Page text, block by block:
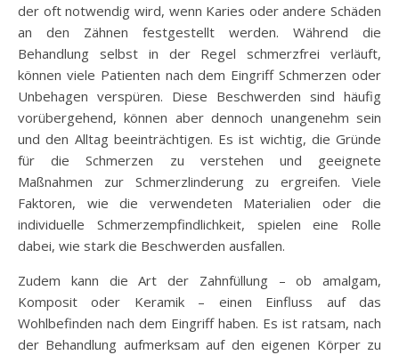
der oft notwendig wird, wenn Karies oder andere Schäden
an den Zähnen festgestellt werden. Während die
Behandlung selbst in der Regel schmerzfrei verläuft,
können viele Patienten nach dem Eingriff Schmerzen oder
Unbehagen verspüren. Diese Beschwerden sind häufig
vorübergehend, können aber dennoch unangenehm sein
und den Alltag beeinträchtigen. Es ist wichtig, die Gründe
für die Schmerzen zu verstehen und geeignete
Maßnahmen zur Schmerzlinderung zu ergreifen. Viele
Faktoren, wie die verwendeten Materialien oder die
individuelle Schmerzempfindlichkeit, spielen eine Rolle
dabei, wie stark die Beschwerden ausfallen.
Zudem kann die Art der Zahnfüllung – ob amalgam,
Komposit oder Keramik – einen Einfluss auf das
Wohlbefinden nach dem Eingriff haben. Es ist ratsam, nach
der Behandlung aufmerksam auf den eigenen Körper zu